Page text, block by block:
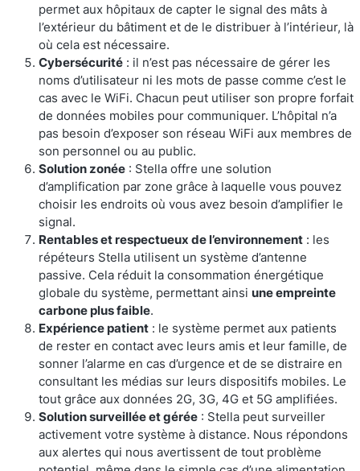
All Products
permet aux hôpitaux de capter le signal des mâts à
l’extérieur du bâtiment et de le distribuer à l’intérieur, là
où cela est nécessaire.
Cybersécurité : il n’est pas nécessaire de gérer les
noms d’utilisateur ni les mots de passe comme c’est le
cas avec le WiFi. Chacun peut utiliser son propre forfait
de données mobiles pour communiquer. L’hôpital n’a
pas besoin d’exposer son réseau WiFi aux membres de
son personnel ou au public.
Solution zonée : Stella offre une solution
d’amplification par zone grâce à laquelle vous pouvez
choisir les endroits où vous avez besoin d’amplifier le
signal.
Rentables et respectueux de l’environnement : les
répéteurs Stella utilisent un système d’antenne
passive. Cela réduit la consommation énergétique
globale du système, permettant ainsi une empreinte
carbone plus faible.
Expérience patient : le système permet aux patients
de rester en contact avec leurs amis et leur famille, de
sonner l’alarme en cas d’urgence et de se distraire en
consultant les médias sur leurs dispositifs mobiles. Le
tout grâce aux données 2G, 3G, 4G et 5G amplifiées.
Solution surveillée et gérée : Stella peut surveiller
activement votre système à distance. Nous répondons
aux alertes qui nous avertissent de tout problème